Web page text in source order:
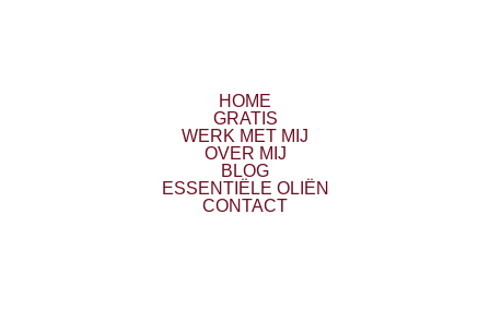
HOME
GRATIS
WERK MET MIJ
OVER MIJ
BLOG
ESSENTIËLE OLIËN
CONTACT